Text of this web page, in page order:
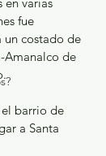
fue
un costado de
Amanalco de
el barrio de
a Santa